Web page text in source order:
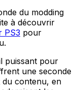
du modding
à découvrir
PS3 pour
puissant pour
une seconde
du contenu, en